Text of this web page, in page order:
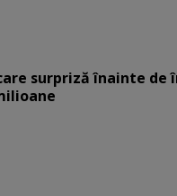
surpriză înainte de